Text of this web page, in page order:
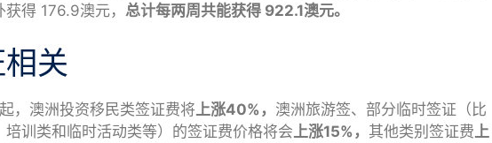
得 176.9澳元， 总计每两周共能获得 922.1澳元。
关
，澳洲投资移民类签证费将上涨40%， 澳洲旅游签、部分临时签证（比
培训类和临时活动类等）的签证费价格将会上涨15%， 其他类别签证费上